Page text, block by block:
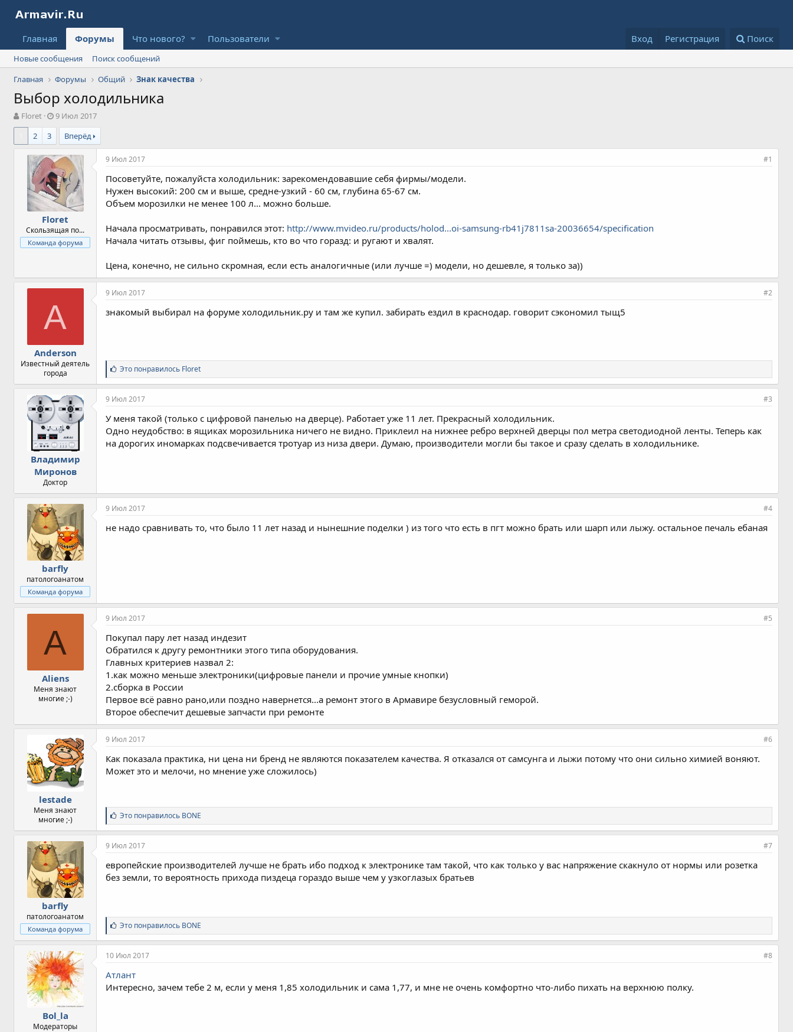
Главная Форумы Что нового? Пользователи Вход Регистрация Поиск
Новые сообщения
Поиск сообщений
Главная
Форумы Общий Знак качества
Выбор холодильника
А
в
о
Floret
Д
а
а
н
а
ч
а
л
а
9 Июл 2017
2 3 Вперёд
Floret
Скользящая по...
Команда форума
9 Июл 2017 #1
Посоветуйте, пожалуйста холодильник: зарекомендовавшие себя фирмы/модели.
Нужен высокий: 200 см и выше, средне-узкий - 60 см, глубина 65-67 см.
Объем морозилки не менее 100 л... можно больше.
Начала просматривать, понравился этот: http://www.mvideo.ru/products/holod...oi-samsung-rb41j7811sa-20036654/specification
Начала читать отзывы, фиг поймешь, кто во что горазд: и ругают и хвалят.
Цена, конечно, не сильно скромная, если есть аналогичные (или лучше =) модели, но дешевле, я только за))
A
Anderson
Известный деятель
города
9 Июл 2017 #2
знакомый выбирал на форуме холодильник.ру и там же купил. забирать ездил в краснодар. говорит сэкономил тыщ5
С
и
м
п
т
и
и
:
Это понравилось Floret
Владимир
Миронов
Доктор
9 Июл 2017 #3
У меня такой (только с цифровой панелью на дверце). Работает уже 11 лет. Прекрасный холодильник.
Одно неудобство: в ящиках морозильника ничего не видно. Приклеил на нижнее ребро верхней дверцы пол метра светодиодной ленты. Теперь как
на дорогих иномарках подсвечивается тротуар из низа двери. Думаю, производители могли бы такое и сразу сделать в холодильнике.
barfly
патологоанатом
Команда форума
9 Июл 2017 #4
не надо сравнивать то, что было 11 лет назад и нынешние поделки ) из того что есть в пгт можно брать или шарп или лыжу. остальное печаль ебаная
A
Aliens
Меня знают
многие ;-)
9 Июл 2017 #5
Покупал пару лет назад индезит
Обратился к другу ремонтники этого типа оборудования.
Главных критериев назвал 2:
1.как можно меньше электроники(цифровые панели и прочие умные кнопки)
2.сборка в России
Первое всё равно рано,или поздно навернется...а ремонт этого в Армавире безусловный геморой.
Второе обеспечит дешевые запчасти при ремонте
lestade
Меня знают
многие ;-)
9 Июл 2017 #6
Как показала практика, ни цена ни бренд не являются показателем качества. Я отказался от самсунга и лыжи потому что они сильно химией воняют.
Может это и мелочи, но мнение уже сложилось)
С
и
м
п
т
и
и
Это понравилось BONE
barfly
патологоанатом
Команда форума
9 Июл 2017 #7
европейские производителей лучше не брать ибо подход к электронике там такой, что как только у вас напряжение скакнуло от нормы или розетка
без земли, то вероятность прихода пиздеца гораздо выше чем у узкоглазых братьев
С
и
м
п
т
и
и
Это понравилось BONE
Bol_la
Модераторы
10 Июл 2017 #8
Атлант
Интересно, зачем тебе 2 м, если у меня 1,85 холодильник и сама 1,77, и мне не очень комфортно что-либо пихать на верхнюю полку.